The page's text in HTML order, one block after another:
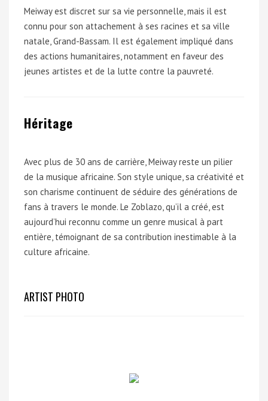
Meiway est discret sur sa vie personnelle, mais il est
connu pour son attachement à ses racines et sa ville
natale, Grand-Bassam. Il est également impliqué dans
des actions humanitaires, notamment en faveur des
jeunes artistes et de la lutte contre la pauvreté.
Héritage
Avec plus de 30 ans de carrière, Meiway reste un pilier
de la musique africaine. Son style unique, sa créativité et
son charisme continuent de séduire des générations de
fans à travers le monde. Le Zoblazo, qu’il a créé, est
aujourd’hui reconnu comme un genre musical à part
entière, témoignant de sa contribution inestimable à la
culture africaine.
ARTIST PHOTO